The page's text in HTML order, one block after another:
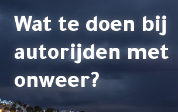
Aardingsstystemen
Diensten
Wat te doen bij
autorijden met
onweer?